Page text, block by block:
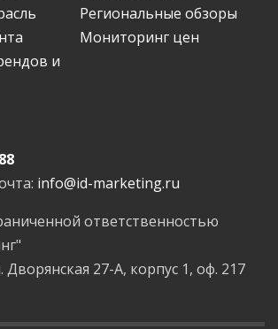
Региональные обзоры
Мониторинг цен
и
info@id-marketing.ru
ответственностью
Дворянская 27-А, корпус 1, оф. 217